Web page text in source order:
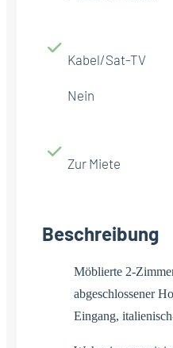
Kabel/Sat-TV
Nein
Zur Miete
Beschreibung
Möblierte 2-
abgeschlossener
Eingang,